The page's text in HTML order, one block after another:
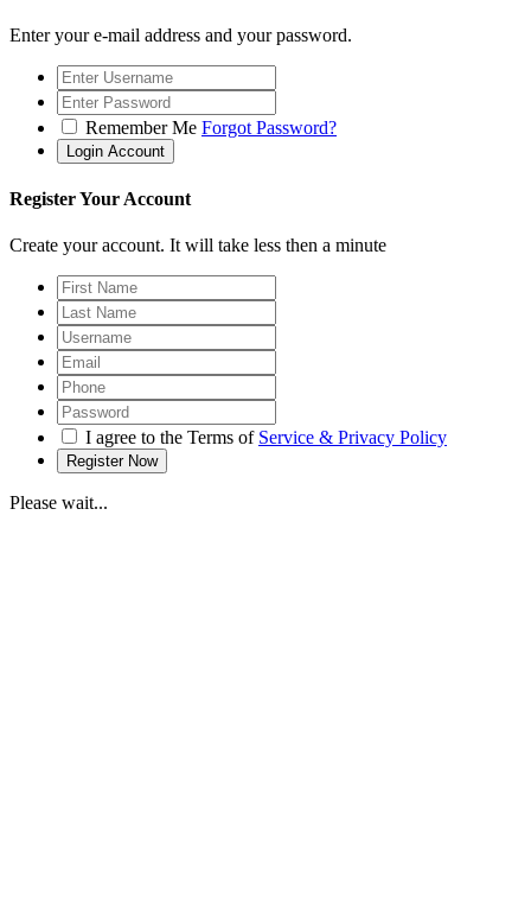
Enter your e-mail address and your password.
Remember Me Forgot Password?
Register Your Account
Create your account. It will take less then a minute
I agree to the Terms of Service & Privacy Policy
Please wait...